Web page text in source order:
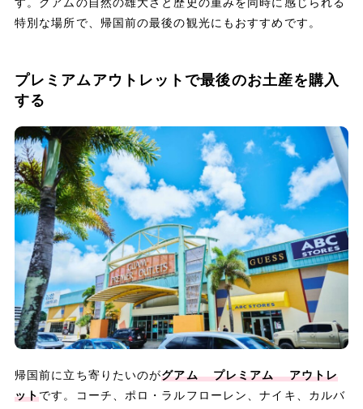
特別な場所で、帰国前の最後の観光にもおすすめです。
プレミアムアウトレットで最後のお土産を購入
する
帰国前に立ち寄りたいのがグアム プレミアム アウトレ
ットです。コーチ、ポロ・ラルフローレン、ナイキ、カルバ